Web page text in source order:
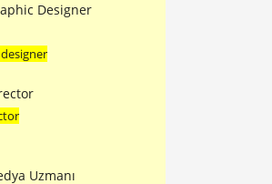
Designer
Uzmanı